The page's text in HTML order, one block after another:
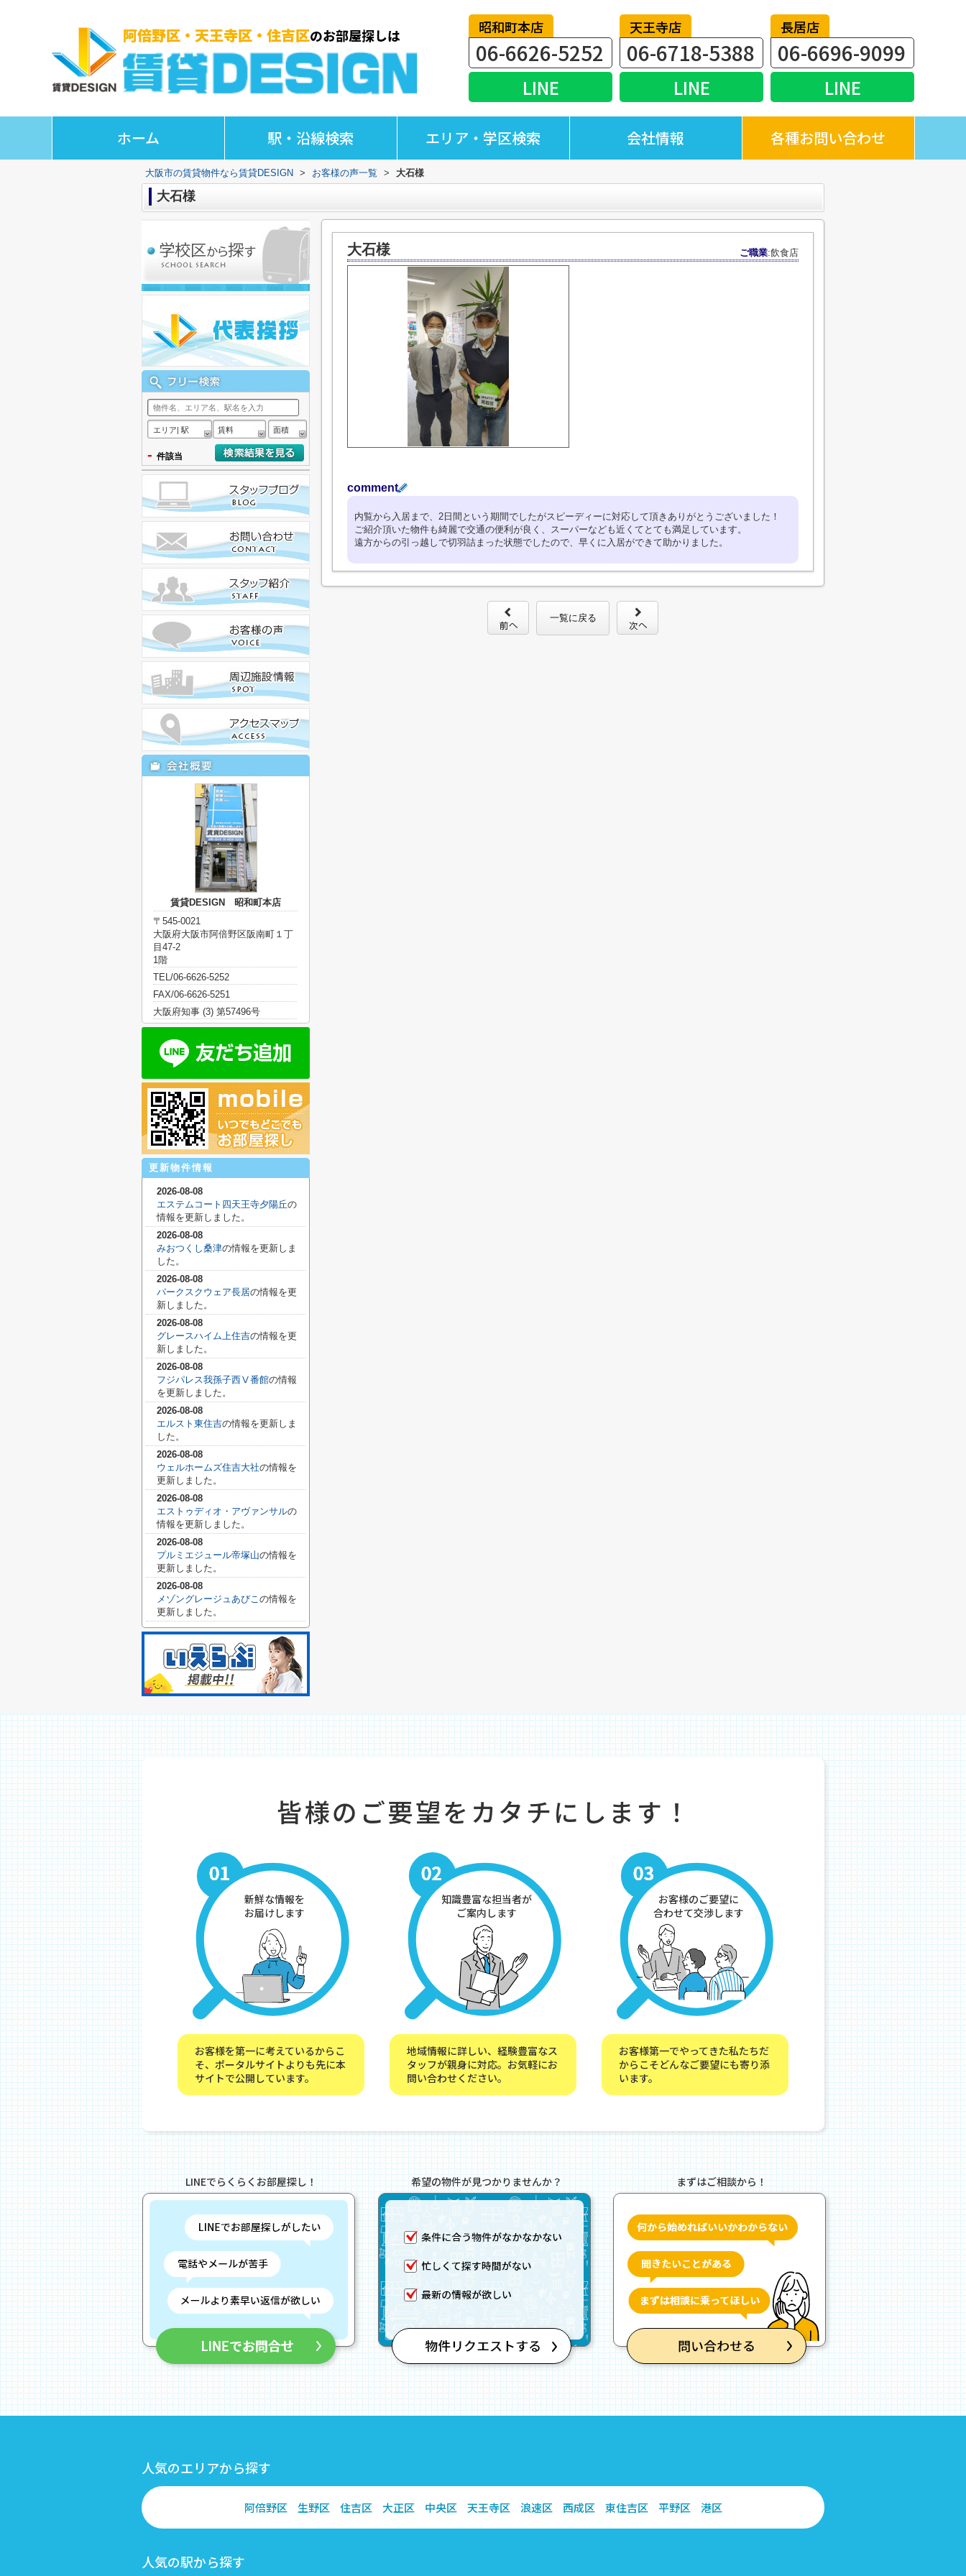
昭和町本店
06-6626-5252
LINE
天王寺店
06-6718-5388
LINE
長居店
06-6696-9099
LINE
ホーム 駅・沿線検索 エリア・学区検索 会社情報 各種お問い合わせ
大阪市の賃貸物件なら賃貸DESIGN > お客様の声一覧 > 大石様
大石様
大石様 ご職業:飲食店
comment
内覧から入居まで、2日間という期間でしたがスピーディーに対応して頂きありがとうございました！
ご紹介頂いた物件も綺麗で交通の便利が良く、スーパーなども近くてとても満足しています。
遠方からの引っ越しで切羽詰まった状態でしたので、早くに入居ができて助かりました。
一覧に戻る
エリア| 駅 賃料 面積
- 件該当
賃貸DESIGN 昭和町本店
〒545-0021
大阪府大阪市阿倍野区阪南町１丁
目47-2
1階
TEL/06-6626-5252
FAX/06-6626-5251
大阪府知事 (3) 第57496号
更新物件情報
2026-08-08
エステムコート四天王寺夕陽丘の
情報を更新しました。
2026-08-08
みおつくし桑津の情報を更新しま
した。
2026-08-08
パークスクウェア長居の情報を更
新しました。
2026-08-08
グレースハイム上住吉の情報を更
新しました。
2026-08-08
フジパレス我孫子西Ⅴ番館の情報
を更新しました。
2026-08-08
エルスト東住吉の情報を更新しま
した。
2026-08-08
ウェルホームズ住吉大社の情報を
更新しました。
2026-08-08
エストゥディオ・アヴァンサルの
情報を更新しました。
2026-08-08
プルミエジュール帝塚山の情報を
更新しました。
2026-08-08
メゾングレージュあびこの情報を
更新しました。
皆様のご要望をカタチにします！
新鮮な情報を
お届けします
お客様を第一に考えているからこ
そ、ポータルサイトよりも先に本
サイトで公開しています。
知識豊富な担当者が
ご案内します
地域情報に詳しい、経験豊富なス
タッフが親身に対応。お気軽にお
問い合わせください。
お客様のご要望に
合わせて交渉します
お客様第一でやってきた私たちだ
からこそどんなご要望にも寄り添
います。
LINEでらくらくお部屋探し！ 希望の物件が見つかりませんか？ まずはご相談から！
人気のエリアから探す
阿倍野区 生野区 住吉区 大正区 中央区 天王寺区 浪速区 西成区 東住吉区 平野区 港区
人気の駅から探す